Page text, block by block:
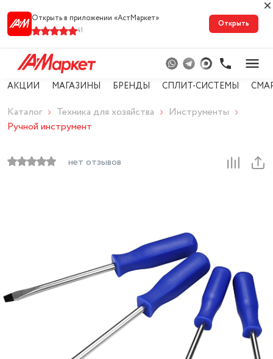
Открыть в приложении «АстМарке‪т‬»
41
Открыть
АКЦИИ МАГАЗИНЫ БРЕНДЫ СПЛИТ-СИСТЕМЫ
Каталог Техника для хозяйства
Инструменты
Ручной инструмент
нет отзывов